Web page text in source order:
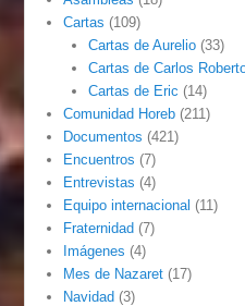
Cartas (109)
Cartas de Aurelio(33)
Cartas de Carlos
Cartas de Eric (14)
Comunidad Horeb (211)
Documentos (421)
Encuentros (7)
Entrevistas (4)
Equipo internacional (11)
Fraternidad (7)
Imágenes (4)
Mes de Nazaret (17)
Navidad (3)